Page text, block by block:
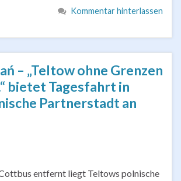
Kommentar hinterlassen
– „Teltow ohne Grenzen
bietet Tagesfahrt in
Partnerstadt an
entfernt liegt Teltows polnische